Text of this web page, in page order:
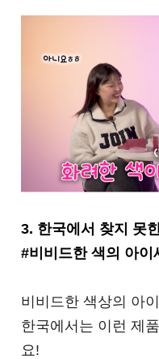
3. 한국에서 찾지 못
#비비드한 색의 아이
비비드한 색상의 아
한국에서는 이런 제
요!